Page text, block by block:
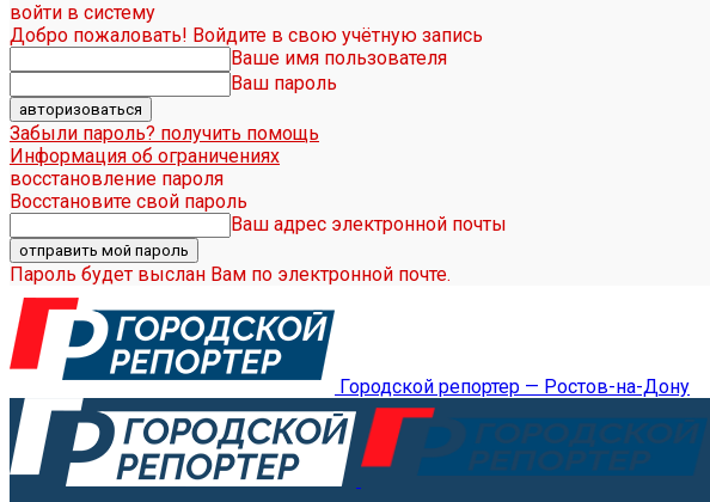
войти в систему
Добро пожаловать! Войдите в свою учётную запись
Ваше имя пользователя
Ваш пароль
Забыли пароль? получить помощь
Информация об ограничениях
восстановление пароля
Восстановите свой пароль
Ваш адрес электронной почты
Пароль будет выслан Вам по электронной почте.
Городской репортер — Ростов-на-Дону